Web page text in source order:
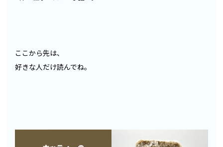
ここから先は、
好きな人だけ読んでね。